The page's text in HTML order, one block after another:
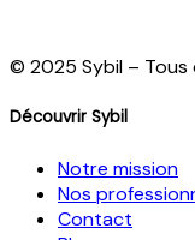
© 2025 Sybil – Tous
Découvrir Sybil
Notre mission
Nos
Contact